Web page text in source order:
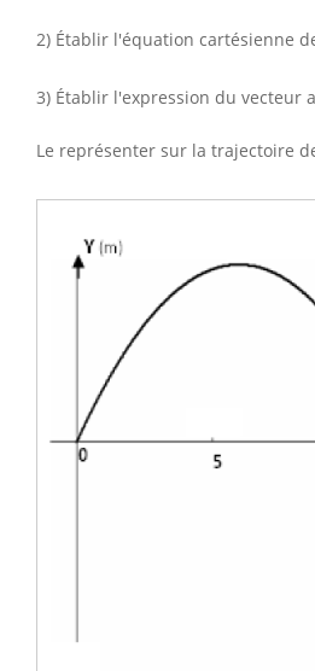
2) Établir l'équation cartésienne
3) Établir l'expression du vecteur
Le représenter sur la trajectoire